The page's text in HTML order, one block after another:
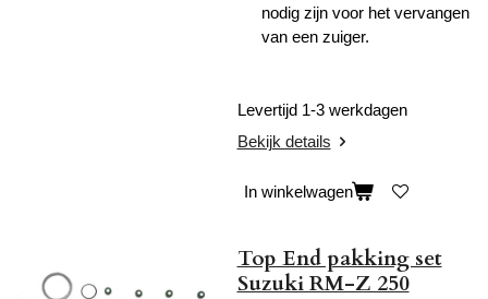
nodig zijn voor het vervangen
van een zuiger.
Levertijd 1-3 werkdagen
Bekijk details
In winkelwagen
Top End pakking set
Suzuki RM-Z 250